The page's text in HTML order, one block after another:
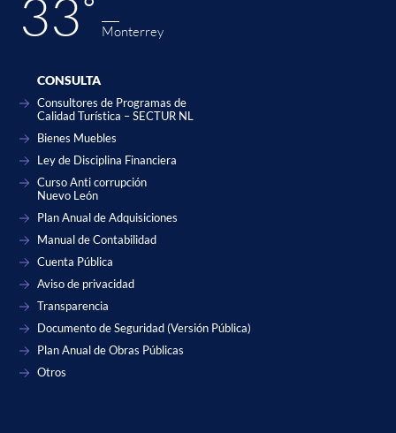
33˚ Monterrey
CONSULTA
Consultores de Programas de
Calidad Turística – SECTUR NL
Bienes Muebles
Ley de Disciplina Financiera
Curso Anti corrupción
Nuevo León
Plan Anual de Adquisiciones
Manual de Contabilidad
Cuenta Pública
Aviso de privacidad
Transparencia
Documento de Seguridad (Versión Pública)
Plan Anual de Obras Públicas
Otros